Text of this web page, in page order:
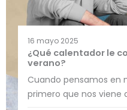
16 mayo 2025
¿Qué calentador le
verano?
Cuando pensamos en
primero que nos viene